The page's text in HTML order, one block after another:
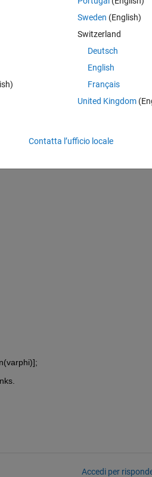
in that sound which i localized.
for beamforming for varification of
DSB(delay sum beamformer).
Accedi per
Sweden (English)
Switzerland
Deutsch
English
Français
United Kingdom
Contatta l’ufficio locale